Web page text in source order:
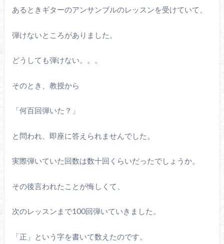
あるときギターのアンサンブルのレッスンを受けていて、
弾けないところがありました。
どうしても弾けない。。。
そのとき、教授から
「何百回弾いた？」
と問われ、即座に答えられませんでした。
実際弾いていた回数は数十回くらいだったでしょうか。
その後言われたことが悔しくて、
次のレッスンまで100回弾いていきました。
「正」という字を書いて数えたのです。